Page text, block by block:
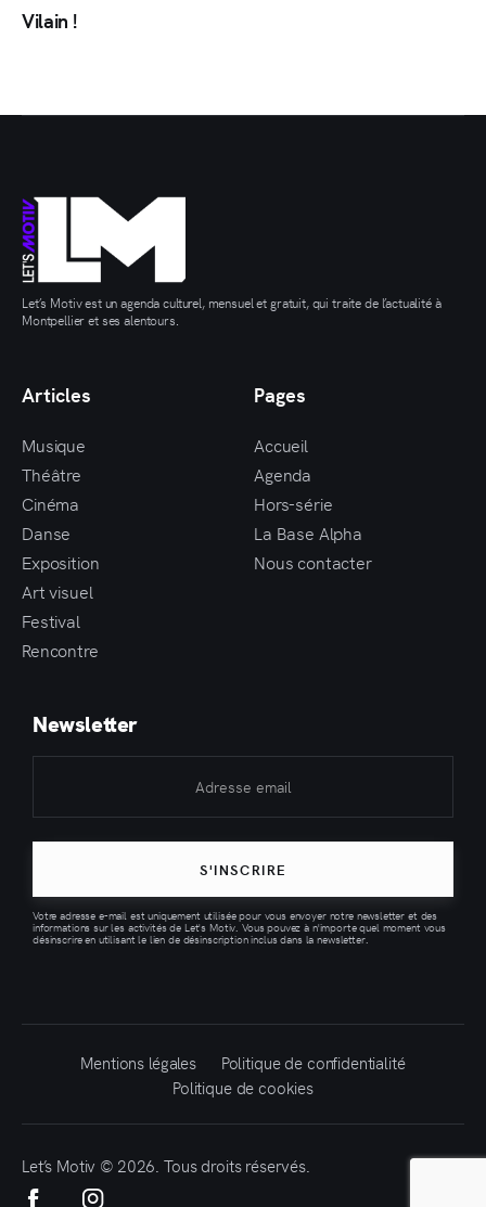
Vilain !
Let’s Motiv est un agenda culturel, mensuel et gratuit, qui traite de l’actualité à
Montpellier et ses alentours.
Articles
Musique
Théâtre
Cinéma
Danse
Exposition
Art visuel
Festival
Rencontre
Pages
Accueil
Agenda
Hors-série
La Base Alpha
Nous contacter
Newsletter
S'INSCRIRE
Votre adresse e-mail est uniquement utilisée pour vous envoyer notre newsletter et des
informations sur les activités de Let's Motiv. Vous pouvez à n'importe quel moment vous
désinscrire en utilisant le lien de désinscription inclus dans la newsletter.
Mentions légales
Politique de confidentialité
Politique de cookies
Let’s Motiv © 2026. Tous droits réservés.